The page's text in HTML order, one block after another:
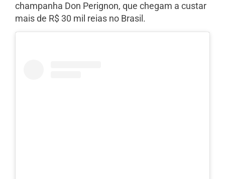
champanha Don Perignon, que chegam a custar
mais de R$ 30 mil reias no Brasil.